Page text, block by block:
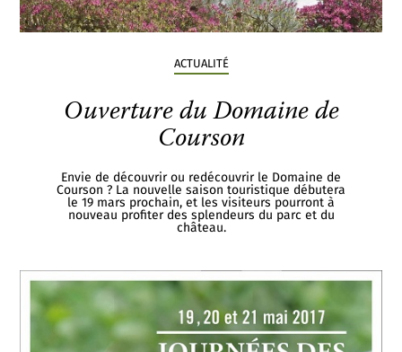
ACTUALITÉ
Ouverture du Domaine de
Courson
Envie de découvrir ou redécouvrir le Domaine de
Courson ? La nouvelle saison touristique débutera
le 19 mars prochain, et les visiteurs pourront à
nouveau profiter des splendeurs du parc et du
château.